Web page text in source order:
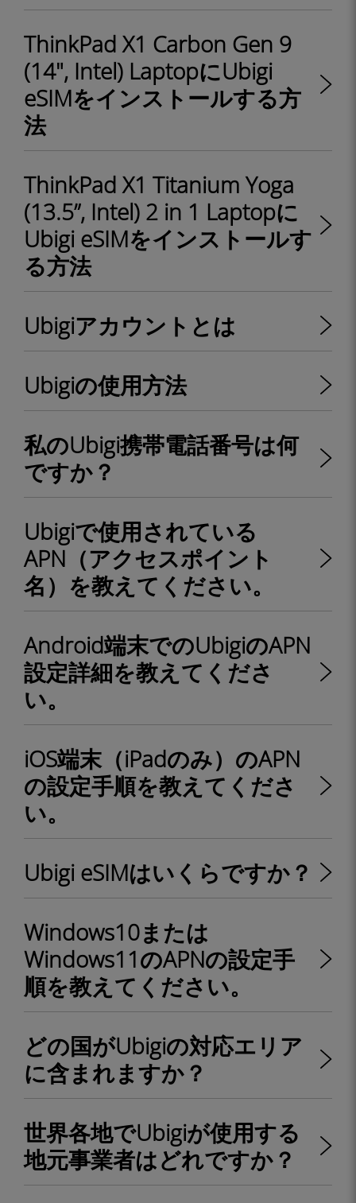
ThinkPad X1 Carbon Gen 9
(14", Intel) LaptopにUbigi
eSIMをインストールする方
法
ThinkPad X1 Titanium Yoga
(13.5”, Intel) 2 in 1 Laptopに
Ubigi eSIMをインストールす
る方法
Ubigiアカウントとは
Ubigiの使用方法
私のUbigi携帯電話番号は何
ですか？
Ubigiで使用されている
APN（アクセスポイント
名）を教えてください。
Android端末でのUbigiのAPN
設定詳細を教えてくださ
い。
iOS端末（iPadのみ）のAPN
の設定手順を教えてくださ
い。
Ubigi eSIMはいくらですか？
Windows10または
Windows11のAPNの設定手
順を教えてください。
どの国がUbigiの対応エリア
に含まれますか？
世界各地でUbigiが使用する
地元事業者はどれですか？